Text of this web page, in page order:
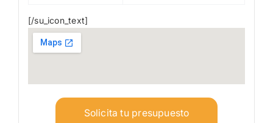
[/su_icon_text]
Solicita tu presupuesto